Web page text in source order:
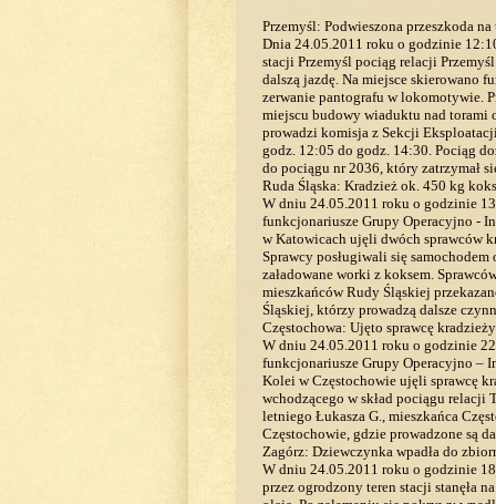
Przemyśl: Podwieszona przeszkoda na
Dnia 24.05.2011 roku o godzinie
stacji Przemyśl pociąg relacji
dalszą jazdę. Na miejsce
zerwanie pantografu w lokomotywie.
miejscu budowy wiaduktu nad torami
prowadzi komisja z Sekcji
godz. 12:05 do godz. 14:30. Pociąg
do pociągu nr 2036, który zatrzymał
Ruda Śląska: Kradzież ok. 450 kg
W dniu 24.05.2011 roku o godzinie
funkcjonariusze Grupy Operacyjno -
w Katowicach ujęli dwóch sprawców
Sprawcy posługiwali się
załadowane worki z koksem.
mieszkańców Rudy Śląskiej
Śląskiej, którzy prowadzą dalsze
Częstochowa: Ujęto sprawcę
W dniu 24.05.2011 roku o godzinie
funkcjonariusze Grupy Operacyjno –
Kolei w Częstochowie ujęli sprawcę
wchodzącego w skład pociągu relacji
letniego Łukasza G., mieszkańca
Częstochowie, gdzie prowadzone są
Zagórz: Dziewczynka wpadła do
W dniu 24.05.2011 roku o godzinie
przez ogrodzony teren stacji stanęła